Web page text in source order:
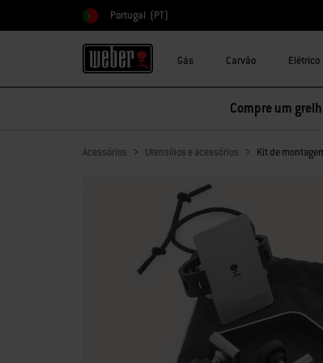
Escolher país
Portugal (PT)
Gás Carvão Elétrico
Compre um
Acessórios Utensílios e acessórios Kit de